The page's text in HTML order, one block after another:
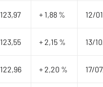
123,97 + 1,88 % ​12/
123,55 + 2,15 % ​13/
122,96 + 2,20 % ​17/